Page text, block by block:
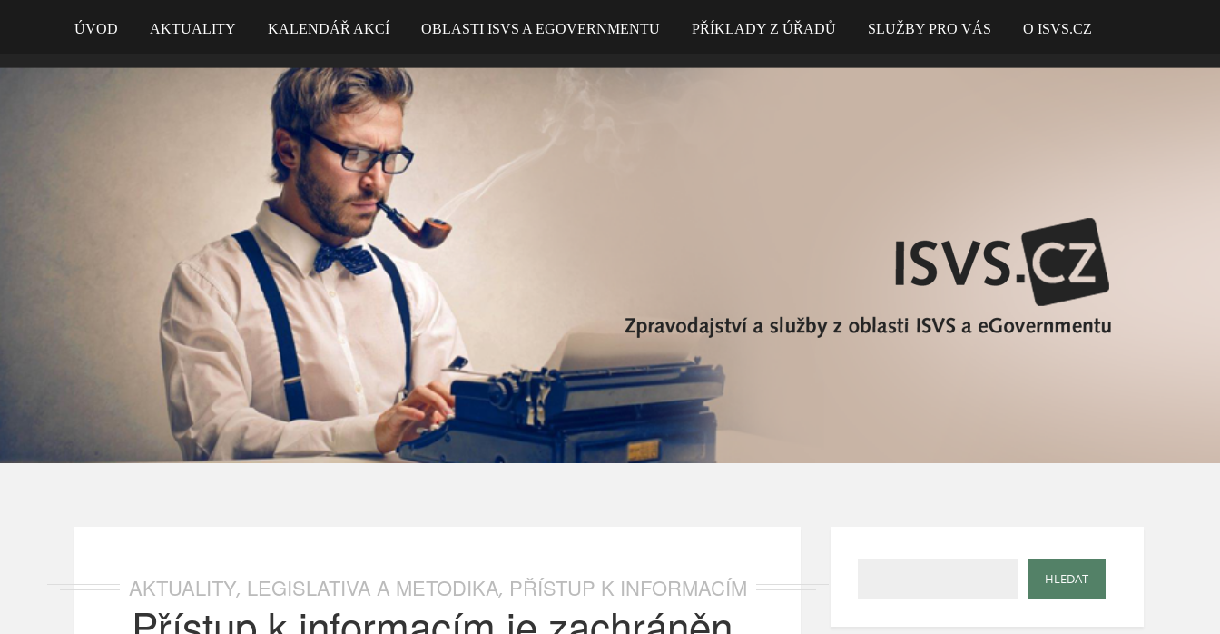
ÚVOD AKTUALITY KALENDÁŘ AKCÍ OBLASTI ISVS A EGOVERNMENTU PŘÍKLADY Z ÚŘADŮ SLUŽBY PRO VÁS O ISVS.CZ
AKTUALITY, LEGISLATIVA A METODIKA, PŘÍSTUP K INFORMACÍM